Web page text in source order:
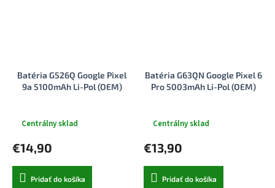
Batéria G526Q Google Pixel
9a 5100mAh Li-Pol (OEM)
Centrálny sklad
€14,90
Pridať do košíka
Batéria G63QN Google Pixel 6
Pro 5003mAh Li-Pol (OEM)
Centrálny sklad
€13,90
Pridať do košíka